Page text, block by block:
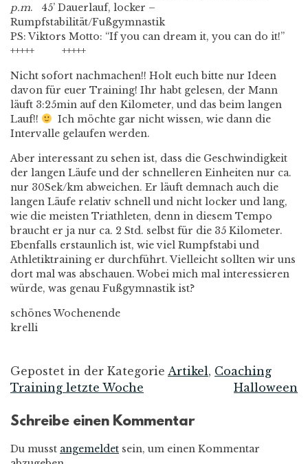
p.m. 45’ Dauerlauf, locker –
Rumpfstabilität/Fußgymnastik
PS: Viktors Motto: “If you can dream it, you can do it!”
+++++ +++++
Nicht sofort nachmachen!! Holt euch bitte nur Ideen
davon für euer Training! Ihr habt gelesen, der Mann
läuft 3:25min auf den Kilometer, und das beim langen
Lauf!!
Ich möchte gar nicht wissen, wie dann die
Intervalle gelaufen werden.
Aber interessant zu sehen ist, dass die Geschwindigkeit
der langen Läufe und der schnelleren Einheiten nur ca.
nur 30Sek/km abweichen. Er läuft demnach auch die
langen Läufe relativ schnell und nicht locker und lang,
wie die meisten Triathleten, denn in diesem Tempo
braucht er ja nur ca. 2 Std. selbst für die 35 Kilometer.
Ebenfalls erstaunlich ist, wie viel Rumpfstabi und
Athletiktraining er durchführt. Vielleicht sollten wir uns
dort mal was abschauen. Wobei mich mal interessieren
würde, was genau Fußgymnastik ist?
schönes Wochenende
krelli
Gepostet in der Kategorie Artikel, Coaching
Navigation
Training letzte Woche Halloween
Schreibe einen Kommentar
Du musst angemeldet sein, um einen Kommentar